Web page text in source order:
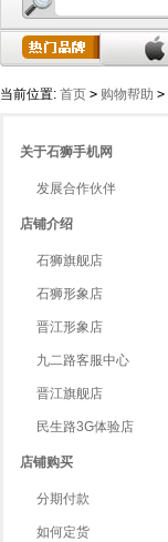
当前位置: 首页 > 购物帮助 >
关于石狮手机网
发展合作伙伴
店铺介绍
石狮旗舰店
石狮形象店
晋江形象店
九二路客服中心
晋江旗舰店
民生路3G体验店
店铺购买
分期付款
如何定货